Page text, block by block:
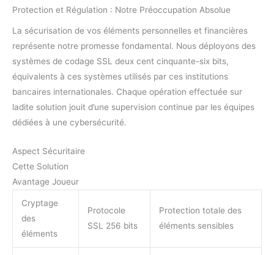
Protection et Régulation : Notre Préoccupation Absolue
La sécurisation de vos éléments personnelles et financières
représente notre promesse fondamental. Nous déployons des
systèmes de codage SSL deux cent cinquante-six bits,
équivalents à ces systèmes utilisés par ces institutions
bancaires internationales. Chaque opération effectuée sur
ladite solution jouit d’une supervision continue par les équipes
dédiées à une cybersécurité.
Aspect Sécuritaire
Cette Solution
Avantage Joueur
Cryptage
des
éléments
Protocole
SSL 256 bits
Protection totale des
éléments sensibles